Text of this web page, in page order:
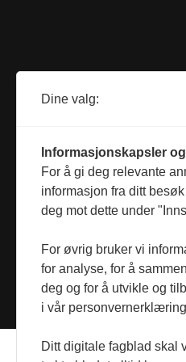
Dine valg:
Informasjonskapsler
For å gi deg relevante
informasjon fra ditt
deg mot dette under
For øvrig bruker vi
for analyse, for å
deg og for å utvikle og
i vår
Ditt digitale fagblad skal